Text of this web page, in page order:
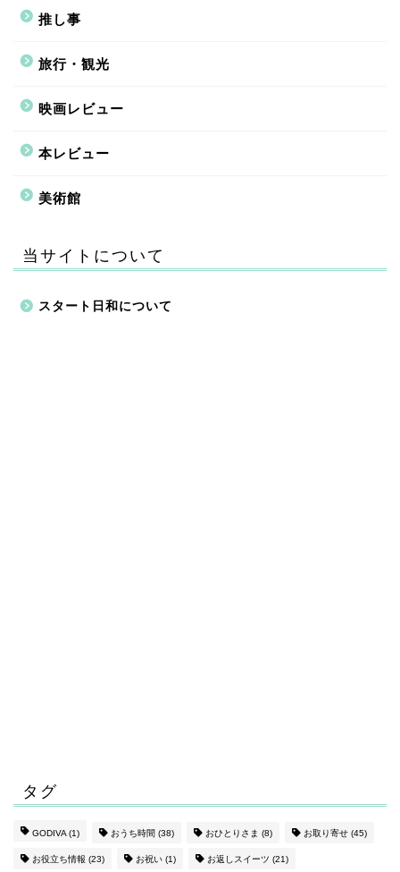
推し事
旅行・観光
映画レビュー
本レビュー
美術館
当サイトについて
スタート日和について
タグ
GODIVA (1) おうち時間 (38) おひとりさま (8) お取り寄せ (45)
お役立ち情報 (23) お祝い (1) お返しスイーツ (21)